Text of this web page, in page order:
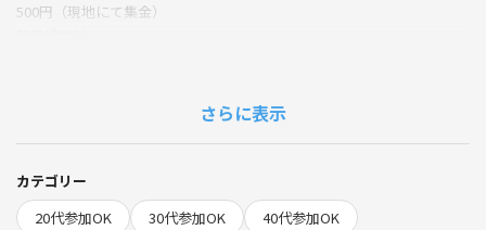
500円（現地にて集金）
体育館シューズ・飲み物・タオル
初心者歓迎のバスケイベントです。楽しく体を動かしたい方、久しぶり
にバスケしたい方もぜひ！
さらに表示
カテゴリー
20代参加OK
30代参加OK
40代参加OK